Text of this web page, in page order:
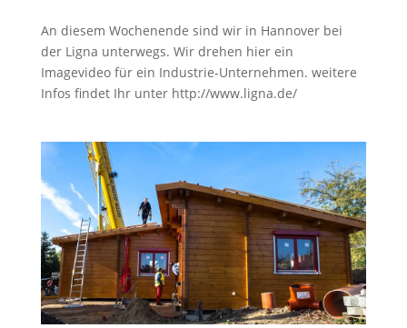
An diesem Wochenende sind wir in Hannover bei
der Ligna unterwegs. Wir drehen hier ein
Imagevideo für ein Industrie-Unternehmen. weitere
Infos findet Ihr unter http://www.ligna.de/